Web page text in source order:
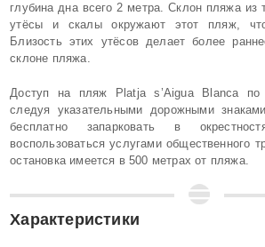
глубина дна всего 2 метра. Склон пляжа из
утёсы и скалы окружают этот пляж,
Близость этих утёсов делает более
склоне пляжа.
Доступ на пляж Platja s’Aigua Blanca по
следуя указательными дорожными
бесплатно запарковать в
воспользоваться услугами общественного
остановка имеется в 500 метрах от пляжа.
Характеристики